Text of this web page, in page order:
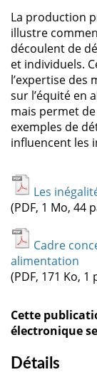
La production
illustre
découlent de
et individuels.
l’expertise
sur l’équité en
mais permet
exemples de
influencent les
Les
(PDF, 1 Mo, 44
Cadre
alimentation
(PDF, 171 Ko, 1
Cette
électronique
Détails